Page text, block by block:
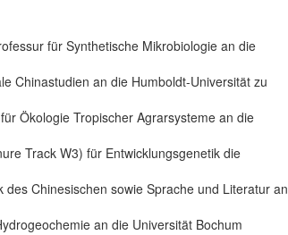
für Synthetische Mikrobiologie an die
Chinastudien an die Humboldt-Universität zu
Ökologie Tropischer Agrarsysteme an die
Track W3) für Entwicklungsgenetik die
Chinesischen sowie Sprache und Literatur an
an die Universität Bochum